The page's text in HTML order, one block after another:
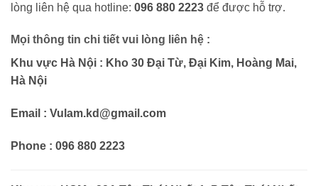
lòng liên hệ qua hotline: 096 880 2223 để được hỗ trợ.
Mọi thông tin chi tiết vui lòng liên hệ :
Khu vực Hà Nội : Kho 30 Đại Từ, Đại Kim, Hoàng Mai,
Hà Nội
Email : Vulam.kd@gmail.com
Phone : 096 880 2223